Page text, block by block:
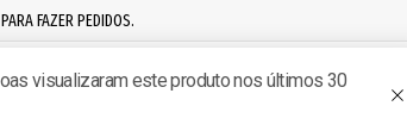
PARA FAZER PEDIDOS.
RECARGA IPSC ACESSÓRIOS